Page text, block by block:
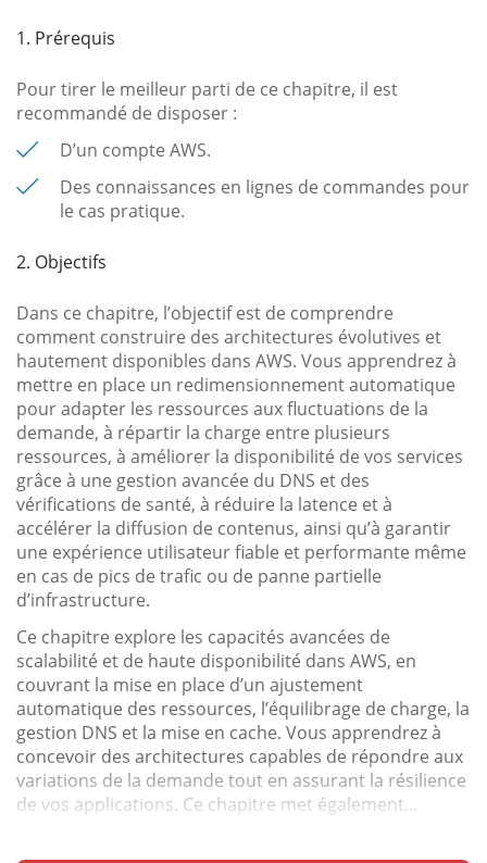
1. Prérequis
Pour tirer le meilleur parti de ce chapitre, il est
recommandé de disposer :
D’un compte AWS.
Des connaissances en lignes de commandes pour
le cas pratique.
2. Objectifs
Dans ce chapitre, l’objectif est de comprendre
comment construire des architectures évolutives et
hautement disponibles dans AWS. Vous apprendrez à
mettre en place un redimensionnement automatique
pour adapter les ressources aux fluctuations de la
demande, à répartir la charge entre plusieurs
ressources, à améliorer la disponibilité de vos services
grâce à une gestion avancée du DNS et des
vérifications de santé, à réduire la latence et à
accélérer la diffusion de contenus, ainsi qu’à garantir
une expérience utilisateur fiable et performante même
en cas de pics de trafic ou de panne partielle
d’infrastructure.
Ce chapitre explore les capacités avancées de
scalabilité et de haute disponibilité dans AWS, en
couvrant la mise en place d’un ajustement
automatique des ressources, l’équilibrage de charge, la
gestion DNS et la mise en cache. Vous apprendrez à
concevoir des architectures capables de répondre aux
variations de la demande tout en assurant la résilience
de vos applications. Ce chapitre met également...